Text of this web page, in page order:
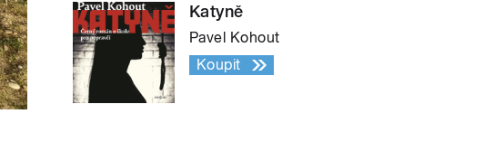
Katyně
Pavel Kohout
Koupit